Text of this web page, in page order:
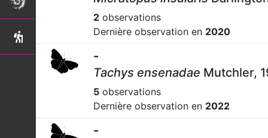
2 observations
Dernière observation en 2020
-
Tachys ensenadae Mutchler,
5 observations
Dernière observation en 2022
-